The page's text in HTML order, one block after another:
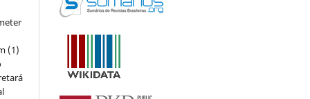
(1)